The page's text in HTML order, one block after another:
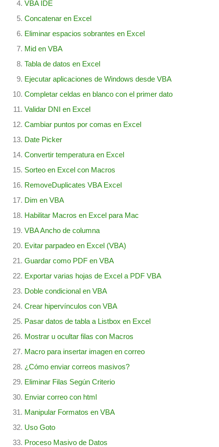
VBA IDE
Concatenar en Excel
Eliminar espacios sobrantes en Excel
Mid en VBA
Tabla de datos en Excel
Ejecutar aplicaciones de Windows desde VBA
Completar celdas en blanco con el primer dato
Validar DNI en Excel
Cambiar puntos por comas en Excel
Date Picker
Convertir temperatura en Excel
Sorteo en Excel con Macros
RemoveDuplicates VBA Excel
Dim en VBA
Habilitar Macros en Excel para Mac
VBA Ancho de columna
Evitar parpadeo en Excel (VBA)
Guardar como PDF en VBA
Exportar varias hojas de Excel a PDF VBA
Doble condicional en VBA
Crear hipervínculos con VBA
Pasar datos de tabla a Listbox en Excel
Mostrar u ocultar filas con Macros
Macro para insertar imagen en correo
¿Cómo enviar correos masivos?
Eliminar Filas Según Criterio
Enviar correo con html
Manipular Formatos en VBA
Uso Goto
Proceso Masivo de Datos